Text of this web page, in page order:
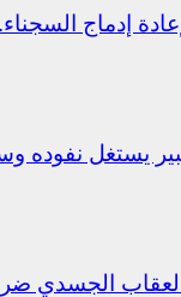
إدماج
يستغل نفوده
الجسدي